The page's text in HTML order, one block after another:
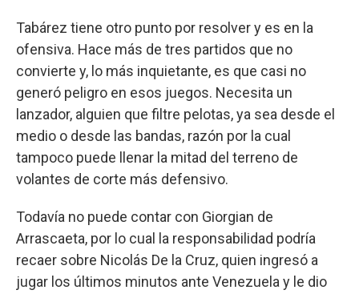
Tabárez tiene otro punto por resolver y es en la
ofensiva. Hace más de tres partidos que no
convierte y, lo más inquietante, es que casi no
generó peligro en esos juegos. Necesita un
lanzador, alguien que filtre pelotas, ya sea desde el
medio o desde las bandas, razón por la cual
tampoco puede llenar la mitad del terreno de
volantes de corte más defensivo.
Todavía no puede contar con Giorgian de
Arrascaeta, por lo cual la responsabilidad podría
recaer sobre Nicolás De la Cruz, quien ingresó a
jugar los últimos minutos ante Venezuela y le dio